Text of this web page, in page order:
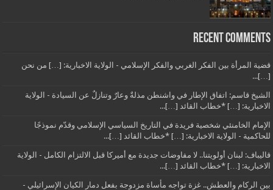
Recent Comments
قضية المرأة بين الفكر الغربي والفكر الإسلامي - الولاية الاخبارية: […] من نحن
[…]...
الشيخ قاسم: اتفاق الإطار في واشنطن مذلةٌ وعارٌ وتنازلٌ عن السيادة - الولاية
الاخبارية: […] *خطاب القائد […]...
الإمام الخامنئي شخصية فريدة في التاريخ السياسي الإسلامي وقدّم نموذجًا
للحاكمية - الولاية الاخبارية: […] *خطاب القائد […]...
قاليباف: لبنان أولويتنا.. لا مفاوضات جديدة مع أميركا قبل الالتزام الكامل - الولاية
الاخبارية: […] *خطاب القائد […]...
بين الركام والعطش.. غزة تواجه مأساة مزدوجة بفعل دمار الكيان الإسرائيلي -